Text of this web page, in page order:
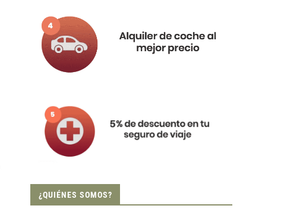
¿QUIÉNES SOMOS?